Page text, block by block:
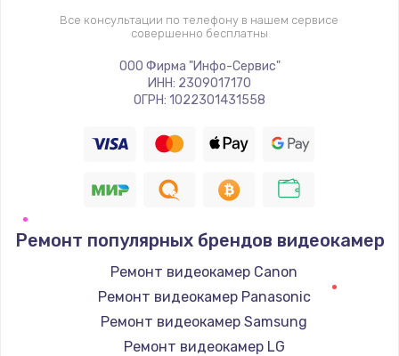
Заказать
Замена ТЭНа
2500 руб.
1400 руб.
Замена / ремонт электронного модуля
управления
600 руб.
Заказать
Все консультации по телефону в нашем сервисе
совершенно бесплатны
ООО Фирма "Инфо-Сервис"
ИНН: 2309017170
ОГРН: 1022301431558
Ремонт популярных брендов видеокамер
Ремонт видеокамер Canon
Ремонт видеокамер Panasonic
Ремонт видеокамер Samsung
Ремонт видеокамер LG